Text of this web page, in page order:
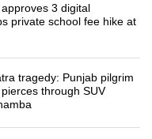
3 digital
private school fee hike at
tragedy: Punjab pilgrim
through SUV